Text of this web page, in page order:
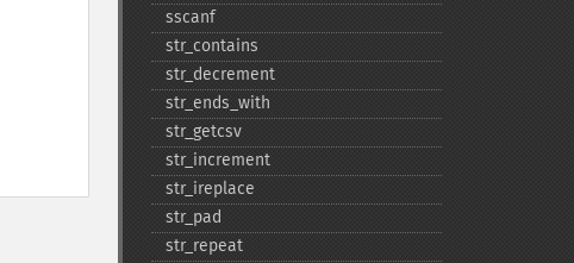
sscanf
str_​contains
str_​decrement
str_​ends_​with
str_​getcsv
str_​increment
str_​ireplace
str_​pad
str_​repeat